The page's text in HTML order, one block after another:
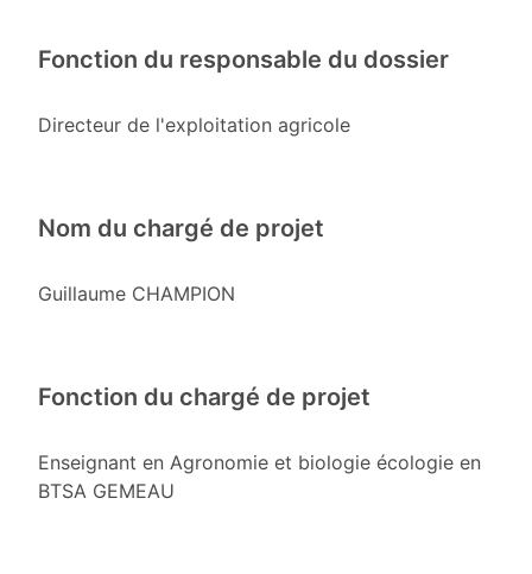
Fonction du responsable du dossier
Directeur de l'exploitation agricole
Nom du chargé de projet
Guillaume CHAMPION
Fonction du chargé de projet
Enseignant en Agronomie et biologie écologie en
BTSA GEMEAU